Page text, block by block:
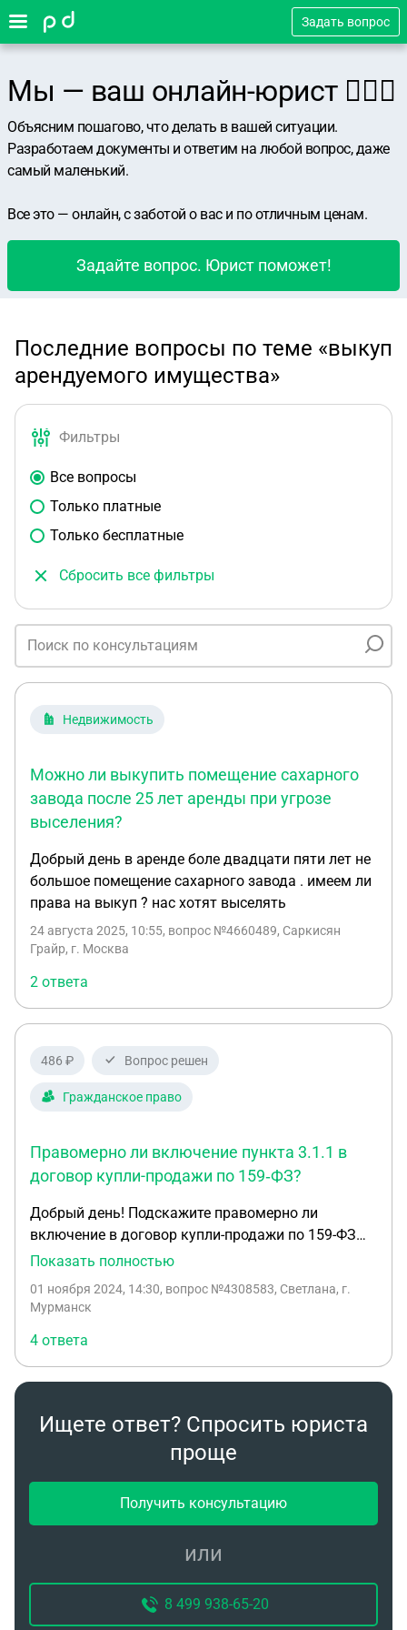
Задать вопрос
Мы — ваш онлайн-юрист 👨🏻‍⚖️
Объясним пошагово, что делать в вашей ситуации.
Разработаем документы и ответим на любой вопрос, даже
самый маленький.
Все это — онлайн, с заботой о вас и по отличным ценам.
Задайте вопрос. Юрист поможет!
Последние вопросы по теме «выкуп
арендуемого имущества»
Фильтры
Все вопросы
Только платные
Только бесплатные
Сбросить все фильтры
Недвижимость
Можно ли выкупить помещение сахарного
завода после 25 лет аренды при угрозе
выселения?
Добрый день в аренде боле двадцати пяти лет не
большое помещение сахарного завода . имеем ли
права на выкуп ? нас хотят выселять
24 августа 2025, 10:55, вопрос №4660489, Саркисян
Грайр, г. Москва
2 ответа
486 ₽ Вопрос решен
Гражданское право
Правомерно ли включение пункта 3.1.1 в
договор купли-продажи по 159‑ФЗ?
Добрый день! Подскажите правомерно ли
включение в договор купли-продажи по 159-ФЗ
пункта 3.1.1? Являемся микропредприятием.
Насколько я понимаю, ФЗ 159 предусматривает
не менее 5 лет равными частями? Спасибо!
Показать полностью
01 ноября 2024, 14:30, вопрос №4308583, Светлана, г.
Мурманск
4 ответа
Ищете ответ? Спросить юриста
проще
Получить консультацию
или
8 499 938-65-20